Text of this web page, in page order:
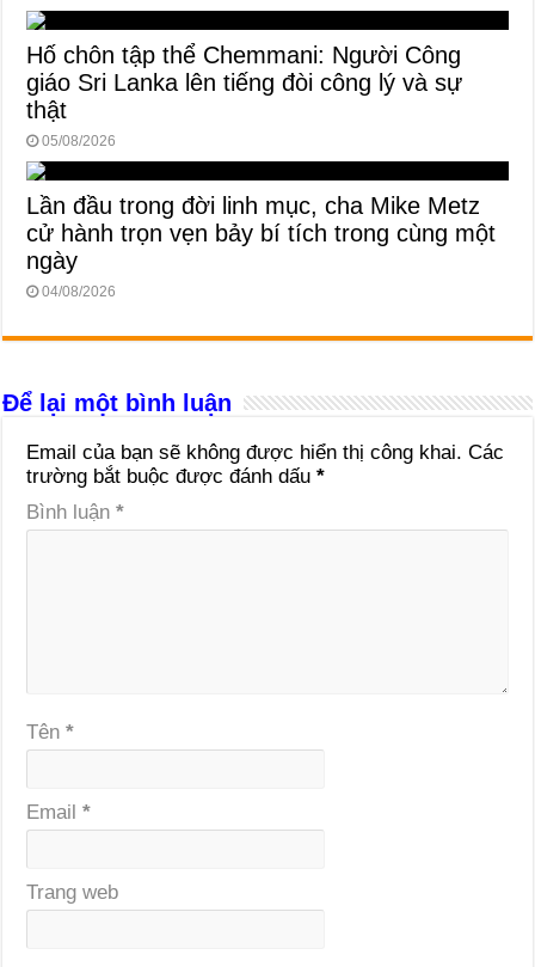
Hố chôn tập thể Chemmani: Người Công
giáo Sri Lanka lên tiếng đòi công lý và sự
thật
05/08/2026
Lần đầu trong đời linh mục, cha Mike Metz
cử hành trọn vẹn bảy bí tích trong cùng một
ngày
04/08/2026
Để lại một bình luận
Email của bạn sẽ không được hiển thị công khai. Các
trường bắt buộc được đánh dấu*
Bình luận*
Tên*
Email*
Trang web